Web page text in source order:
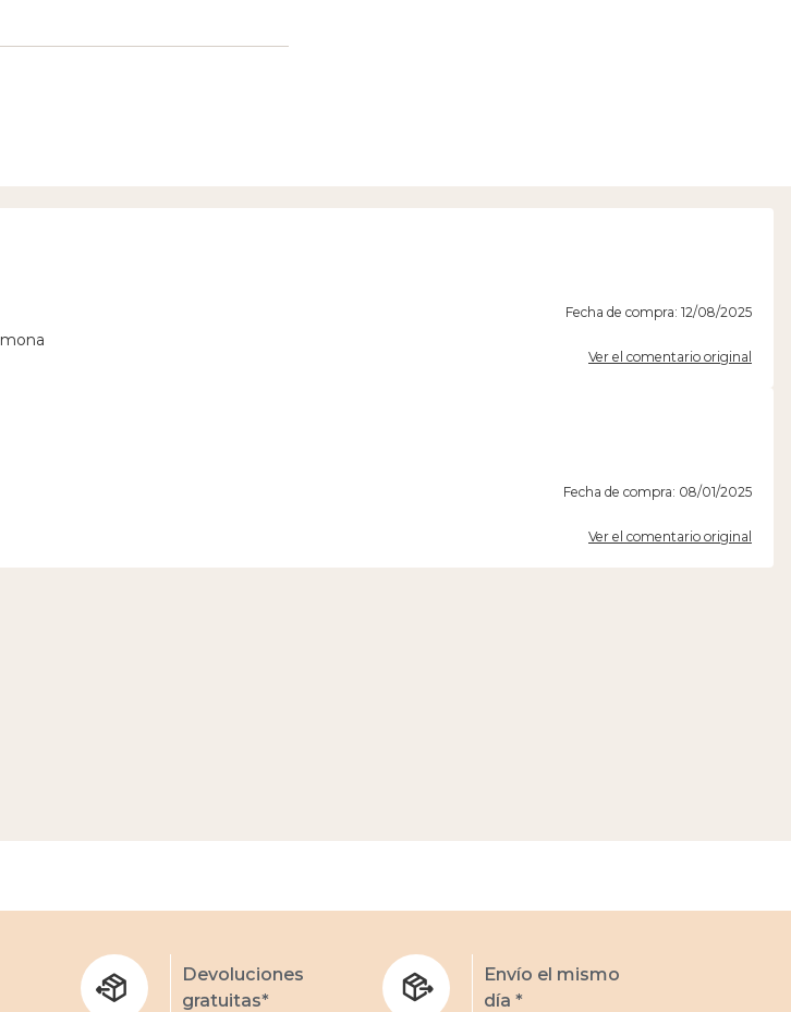
Fecha de compra: 12/08/2025
Ver el comentario original
Fecha de compra: 08/01/2025
Ver el comentario original
Devoluciones
gratuitas*
Envío el mismo
día *